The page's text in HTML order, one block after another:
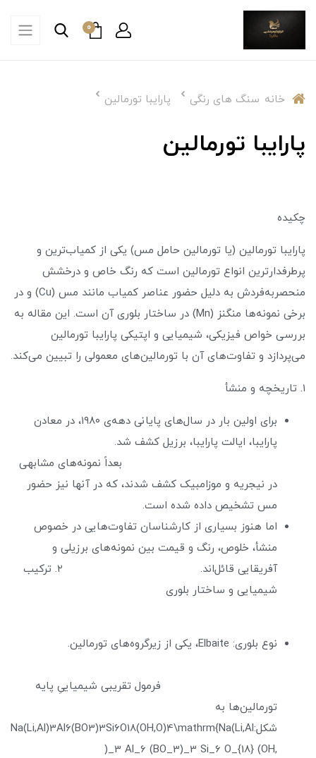
0
خانه سنگ های رنگی پارایبا تورمالین
پارایبا تورمالین
چکیده
پارایبا تورمالین (یا تورمالین حامل مس) یکی از کمیاب‌ترین و
پرطرفدارترین انواع تورمالین است که رنگ خاص و درخشش
منحصربه‌فردش به دلیل حضور عناصر کمیاب مانند مس (Cu) و در
برخی نمونه‌ها منگنز (Mn) در ساختار بلوری آن است. این مقاله به
بررسی خواص فیزیکی، شیمیایی و اپتیکی پارایبا تورمالین
می‌پردازد و تفاوت‌های آن با تورمالین‌های معمولی را تبیین می‌کند.
۱. تاریخچه و منشأ
برای اولین بار در سال‌های پایانی دهه‌ی ۱۹۸۰، در معادن
پارایبا، ایالت پارایبا، برزیل کشف شد.
بعداً نمونه‌های مشابهی
در نیجریه و موزامبیک کشف شدند، که در آنها نیز حضور
مس تشخیص داده شده است.
اما هنوز بسیاری از کارشناسان تفاوت‌هایی در خصوص
منشأ، خلوص، رنگ و قیمت بین نمونه‌های برزیلی و
آفریقایی قائل‌اند. ۲. ترکیب
شیمیایی و ساختار بلوری
نوع بلوری: Elbaite، یکی از زیرگروه‌های تورمالین.
فرمول تقریبی شیمیاییِ پایه
تورمالین‌ها به
شکل:Na(Li,Al)3Al6(BO3)3Si6O18(OH,O)4\mathrm{Na(Li,Al
)_3 Al_6 (BO_3)_3 Si_6 O_{18} (OH,